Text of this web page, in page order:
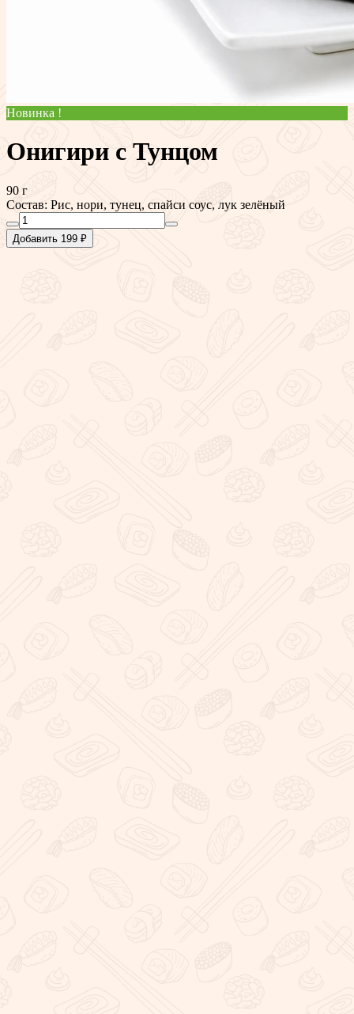
Новинка !
Онигири с Тунцом
90 г
Состав: Рис, нори, тунец, спайси соус, лук зелёный
Добавить 199 ₽